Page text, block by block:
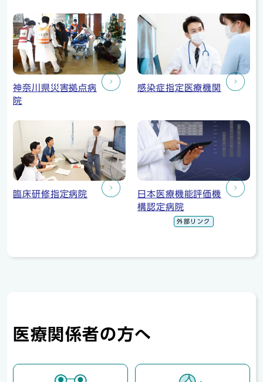
神奈川県災害拠点病
院
感染症指定医療機関
臨床研修指定病院
日本医療機能評価機
構認定病院
外部リンク
医療関係者の方へ